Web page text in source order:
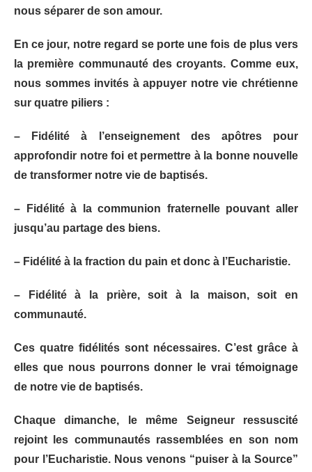
nous séparer de son amour.
En ce jour, notre regard se porte une fois de plus vers
la première communauté des croyants. Comme eux,
nous sommes invités à appuyer notre vie chrétienne
sur quatre piliers :
– Fidélité à l’enseignement des apôtres pour
approfondir notre foi et permettre à la bonne nouvelle
de transformer notre vie de baptisés.
– Fidélité à la communion fraternelle pouvant aller
jusqu’au partage des biens.
– Fidélité à la fraction du pain et donc à l’Eucharistie.
– Fidélité à la prière, soit à la maison, soit en
communauté.
Ces quatre fidélités sont nécessaires. C’est grâce à
elles que nous pourrons donner le vrai témoignage
de notre vie de baptisés.
Chaque dimanche, le même Seigneur ressuscité
rejoint les communautés rassemblées en son nom
pour l’Eucharistie. Nous venons “puiser à la Source”